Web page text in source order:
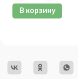
В корзину